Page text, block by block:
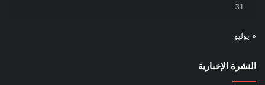
31
« يوليو
النشرة الإخبارية